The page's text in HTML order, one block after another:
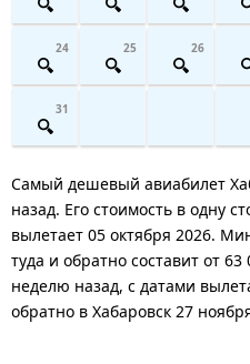
24 25 26
31
Самый дешевый авиабилет
назад. Его стоимость в одну
вылетает 05 октября 2026.
туда и обратно составит от
неделю назад, с датами
обратно в Хабаровск 27